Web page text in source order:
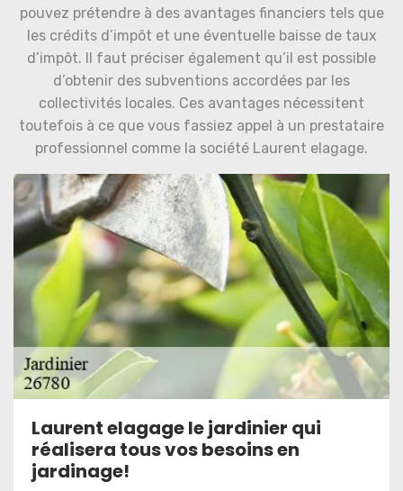
pouvez prétendre à des avantages financiers tels que
les crédits d’impôt et une éventuelle baisse de taux
d’impôt. Il faut préciser également qu’il est possible
d’obtenir des subventions accordées par les
collectivités locales. Ces avantages nécessitent
toutefois à ce que vous fassiez appel à un prestataire
professionnel comme la société Laurent elagage.
Laurent elagage le jardinier qui
réalisera tous vos besoins en
jardinage!